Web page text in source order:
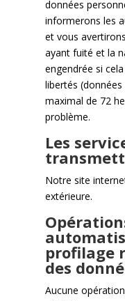
données
informerons les
et vous
ayant fuité et la
engendrée si
libertés
maximal de 72
problème.
Les
Notre site
extérieure.
profilage
des
Aucune